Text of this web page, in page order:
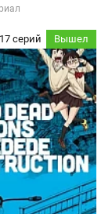
17 серий Вышел